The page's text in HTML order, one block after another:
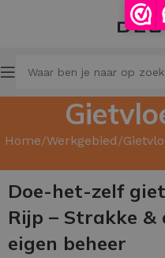
Home Werkgebied
Doe-het-zelf
Rijp – Strakke
eigen beheer